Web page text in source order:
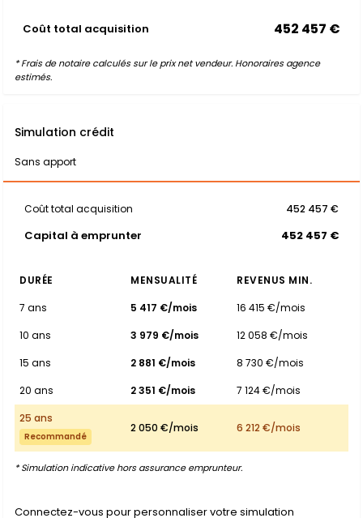
Coût total acquisition 452 457 €
* Frais de notaire calculés sur le prix net vendeur. Honoraires agence
estimés.
Simulation crédit
Sans apport
Coût total acquisition 452 457 €
Capital à emprunter 452 457 €
DURÉE MENSUALITÉ
REVENUS MIN.
7 ans
5 417 €/mois
16 415 €/mois
10 ans
3 979 €/mois
12 058 €/mois
15 ans
2 881 €/mois
8 730 €/mois
20 ans
2 351 €/mois
7 124 €/mois
25 ans
Recommandé
2 050 €/mois 6 212 €/mois
* Simulation indicative hors assurance emprunteur.
Connectez-vous pour personnaliser votre simulation